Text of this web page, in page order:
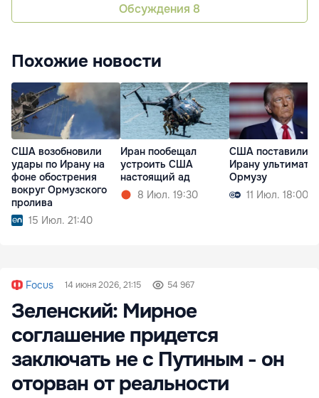
Обсуждения 8
Похожие новости
США возобновили
удары по Ирану на
фоне обострения
вокруг Ормузского
пролива
15 Июл. 21:40
Иран пообещал
устроить США
настоящий ад
8 Июл. 19:30
США поставили
Ирану
Ормузу
11 Июл. 18:00
Focus 14 июня 2026, 21:15 54 967
Зеленский: Мирное
соглашение придется
заключать не с Путиным - он
оторван от реальности